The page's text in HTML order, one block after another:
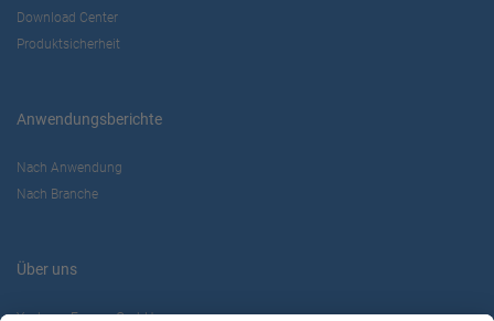
Download Center
Produktsicherheit
Anwendungsberichte
Nach Anwendung
Nach Branche
Über uns
Yaskawa Europe GmbH